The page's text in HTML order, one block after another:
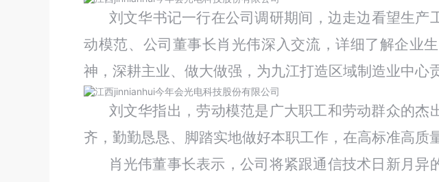
刘文华书记一行在公司调研期间，边走边看望生产
动模范、公司董事长肖光伟深入交流，详细了解企业
神，深耕主业、做大做强，为九江打造区域制造业中心贡
刘文华指出，劳动模范是广大职工和劳动群众的杰
齐，勤勤恳恳、脚踏实地做好本职工作，在高标准高
肖 光伟董事长表示，公司 将紧跟通信技术日新月异